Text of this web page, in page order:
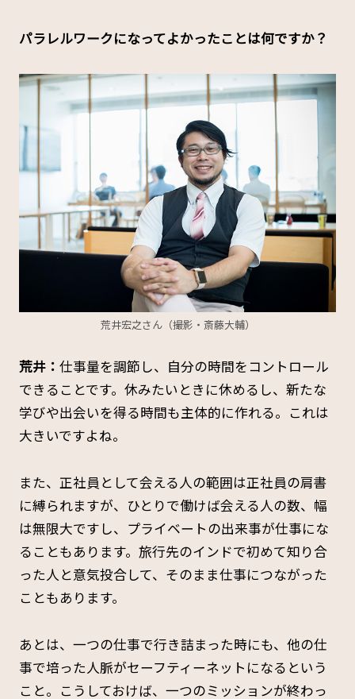
――パラレルワークになってよかったことは何ですか？
荒井宏之さん（撮影・斎藤大輔）
荒井： 仕事量を調節し、自分の時間をコントロール
できることです。休みたいときに休めるし、新たな
学びや出会いを得る時間も主体的に作れる。これは
大きいですよね。
また、正社員として会える人の範囲は正社員の肩書
に縛られますが、ひとりで働けば会える人の数、幅
は無限大ですし、プライベートの出来事が仕事にな
ることもあります。旅行先のインドで初めて知り合
った人と意気投合して、そのまま仕事につながった
こともあります。
あとは、一つの仕事で行き詰まった時にも、他の仕
事で培った人脈がセーフティーネットになるという
こと。こうしておけば、一つのミッションが終わっ